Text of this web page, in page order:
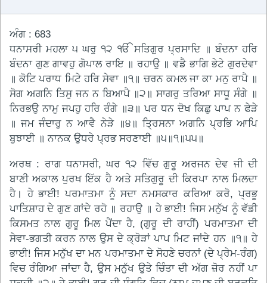
ਅੰਗ : 683
ਧਨਾਸਰੀ ਮਹਲਾ ੫ ਘਰੁ ੧੨ ੴ ਸਤਿਗੁਰ ਪ੍ਰਸਾਦਿ ॥ ਬੰਦਨਾ ਹਰਿ
ਬੰਦਨਾ ਗੁਣ ਗਾਵਹੁ ਗੋਪਾਲ ਰਾਇ ॥ ਰਹਾਉ ॥ ਵਡੈ ਭਾਗਿ ਭੇਟੇ ਗੁਰਦੇਵਾ
॥ ਕੋਟਿ ਪਰਾਧ ਮਿਟੇ ਹਰਿ ਸੇਵਾ ॥੧॥ ਚਰਨ ਕਮਲ ਜਾ ਕਾ ਮਨੁ ਰਾਪੈ ॥
ਸੋਗ ਅਗਨਿ ਤਿਸੁ ਜਨ ਨ ਬਿਆਪੈ ॥੨॥ ਸਾਗਰੁ ਤਰਿਆ ਸਾਧੂ ਸੰਗੇ ॥
ਨਿਰਭਉ ਨਾਮੁ ਜਪਹੁ ਹਰਿ ਰੰਗੇ ॥੩॥ ਪਰ ਧਨ ਦੋਖ ਕਿਛੁ ਪਾਪ ਨ ਫੇੜੇ
॥ ਜਮ ਜੰਦਾਰੁ ਨ ਆਵੈ ਨੇੜੇ ॥੪॥ ਤ੍ਰਿਸਨਾ ਅਗਨਿ ਪ੍ਰਭਿ ਆਪਿ
ਬੁਝਾਈ ॥ ਨਾਨਕ ਉਧਰੇ ਪ੍ਰਭ ਸਰਣਾਈ ॥੫॥੧॥੫੫॥
ਅਰਥ : ਰਾਗ ਧਨਾਸਰੀ, ਘਰ ੧੨ ਵਿੱਚ ਗੁਰੂ ਅਰਜਨ ਦੇਵ ਜੀ ਦੀ
ਬਾਣੀ ਅਕਾਲ ਪੁਰਖ ਇੱਕ ਹੈ ਅਤੇ ਸਤਿਗੁਰੂ ਦੀ ਕਿਰਪਾ ਨਾਲ ਮਿਲਦਾ
ਹੈ। ਹੇ ਭਾਈ! ਪਰਮਾਤਮਾ ਨੂੰ ਸਦਾ ਨਮਸਕਾਰ ਕਰਿਆ ਕਰੋ, ਪ੍ਰਭੂ
ਪਾਤਿਸ਼ਾਹ ਦੇ ਗੁਣ ਗਾਂਦੇ ਰਹੋ ॥ ਰਹਾਉ ॥ ਹੇ ਭਾਈ! ਜਿਸ ਮਨੁੱਖ ਨੂੰ ਵੱਡੀ
ਕਿਸਮਤ ਨਾਲ ਗੁਰੂ ਮਿਲ ਪੈਂਦਾ ਹੈ, (ਗੁਰੂ ਦੀ ਰਾਹੀਂ) ਪਰਮਾਤਮਾ ਦੀ
ਸੇਵਾ-ਭਗਤੀ ਕਰਨ ਨਾਲ ਉਸ ਦੇ ਕ੍ਰੋੜਾਂ ਪਾਪ ਮਿਟ ਜਾਂਦੇ ਹਨ ॥੧॥ ਹੇ
ਭਾਈ! ਜਿਸ ਮਨੁੱਖ ਦਾ ਮਨ ਪਰਮਾਤਮਾ ਦੇ ਸੋਹਣੇ ਚਰਨਾਂ (ਦੇ ਪ੍ਰੇਮ-ਰੰਗ)
ਵਿਚ ਰੰਗਿਆ ਜਾਂਦਾ ਹੈ, ਉਸ ਮਨੁੱਖ ਉਤੇ ਚਿੰਤਾ ਦੀ ਅੱਗ ਜ਼ੋਰ ਨਹੀਂ ਪਾ